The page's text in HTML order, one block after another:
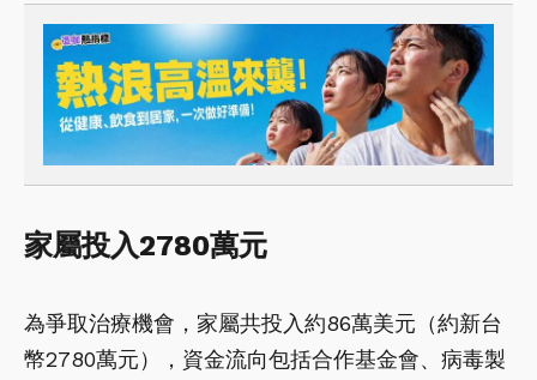
家屬投入2780萬元
為爭取治療機會，家屬共投入約86萬美元（約新台
幣2780萬元），資金流向包括合作基金會、病毒製